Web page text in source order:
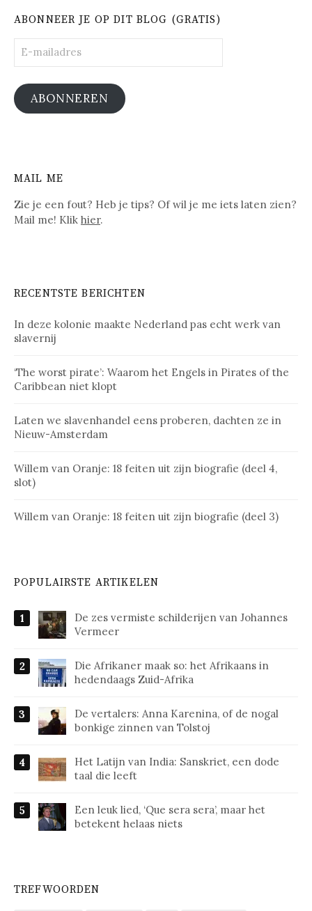
ABONNEER JE OP DIT BLOG (GRATIS)
mailadres
ABONNEREN
MAIL ME
Zie je een fout? Heb je tips? Of wil je me iets laten zien?
Mail me! Klik hier.
RECENTSTE BERICHTEN
In deze kolonie maakte Nederland pas echt werk van
slavernij
‘The worst pirate’: Waarom het Engels in Pirates of the
Caribbean niet klopt
Laten we slavenhandel eens proberen, dachten ze in
Nieuw-Amsterdam
Willem van Oranje: 18 feiten uit zijn biografie (deel 4,
slot)
Willem van Oranje: 18 feiten uit zijn biografie (deel 3)
POPULAIRSTE ARTIKELEN
De zes vermiste schilderijen van Johannes
Vermeer
Die Afrikaner maak so: het Afrikaans in
hedendaags Zuid-Afrika
De vertalers: Anna Karenina, of de nogal
bonkige zinnen van Tolstoj
Het Latijn van India: Sanskriet, een dode
taal die leeft
Een leuk lied, ‘Que sera sera’, maar het
betekent helaas niets
TREFWOORDEN